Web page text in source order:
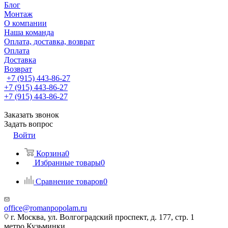
Блог
Монтаж
О компании
Наша команда
Оплата, доставка, возврат
Оплата
Доставка
Возврат
+7 (915) 443-86-27
+7 (915) 443-86-27
+7 (915) 443-86-27
Заказать звонок
Задать вопрос
Войти
Корзина0
Избранные товары0
Сравнение товаров0
office@romanpopolam.ru
г. Москва, ул. Волгоградский проспект, д. 177, стр. 1
метро Кузьминки